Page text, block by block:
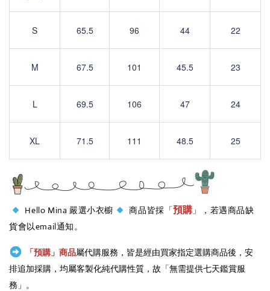
S 65.5 96 44 22
M 67.5 101 45.5 23
L 69.5 106 47 24
XL 71.5 111 48.5 25
Hello Mina 嚴選小衣櫥 商品皆採「預購 」，若遇商品缺
貨會以email通知。
「預購」商品屬代購服務，皆是經由買家指定選購商品後，安
排追加採購，均屬客製化純代購性質，故「無需提供七天鑑賞服
務」。